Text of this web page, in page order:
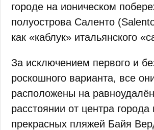
городе на ионическом
полуострова Саленто
как «каблук» итальянского
За исключением первого и
роскошного варианта, все
расположены на
расстоянии от центра города
прекрасных пляжей Байя